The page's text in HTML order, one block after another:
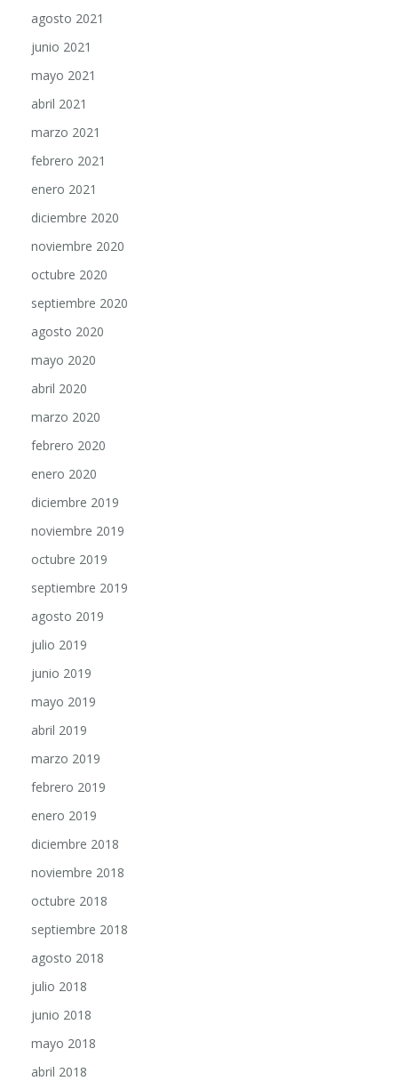
agosto 2021
junio 2021
mayo 2021
abril 2021
marzo 2021
febrero 2021
enero 2021
diciembre 2020
noviembre 2020
octubre 2020
septiembre 2020
agosto 2020
mayo 2020
abril 2020
marzo 2020
febrero 2020
enero 2020
diciembre 2019
noviembre 2019
octubre 2019
septiembre 2019
agosto 2019
julio 2019
junio 2019
mayo 2019
abril 2019
marzo 2019
febrero 2019
enero 2019
diciembre 2018
noviembre 2018
octubre 2018
septiembre 2018
agosto 2018
julio 2018
junio 2018
mayo 2018
abril 2018